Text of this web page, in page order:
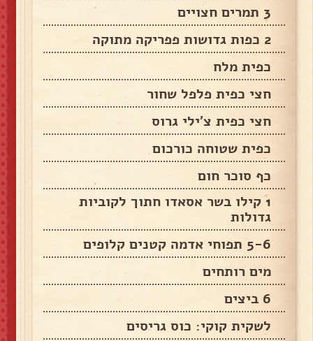
3 תמרים חצויים
2 כפות גדושות פפריקה מתוקה
כפית מלח
חצי כפית פלפל שחור
חצי כפית צ'ילי גרוס
כפית שטוחה כורכום
כף סוכר חום
1 קילו בשר אסאדו חתוך לקוביות
גדולות
5-6 תפוחי אדמה קטנים קלופים
מים רותחים
6 ביצים
לשקית קוקי: כוס גריסים